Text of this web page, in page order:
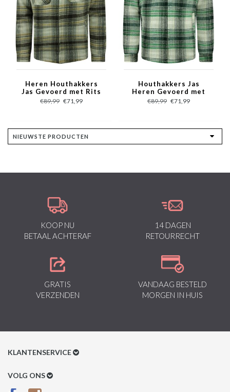
Heren Houthakkers
Jas Gevoerd met Rits
-7088 - Bruin
€89,99 €71,99
Houthakkers Jas
Heren Gevoerd met
Rits -7088 - Groen
€89,99 €71,99
KOOP NU
BETAAL ACHTERAF
14 DAGEN
RETOURRECHT
GRATIS
VERZENDEN
VANDAAG BESTELD
MORGEN IN HUIS
KLANTENSERVICE
Klantenservice
Betaalmethoden
VOLG ONS